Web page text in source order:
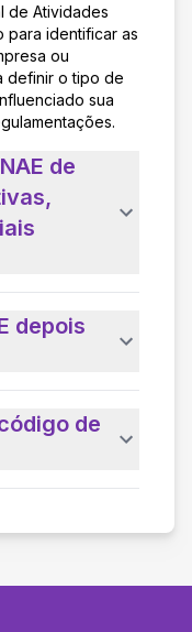
de Atividades
para identificar as
ou
definir o tipo de
sua
de
depois
de